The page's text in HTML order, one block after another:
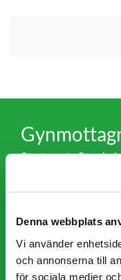
Denna webbplats
Vi använder
och annonserna till
för sociala medier
Stortorgets
du där Stortorget
oss hittar du från
Vi har avtal med